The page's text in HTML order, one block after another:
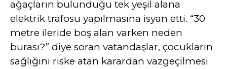
ağaçların bulunduğu tek yeşil alana
elektrik trafosu yapılmasına isyan etti. “30
metre ileride boş alan varken neden
burası?” diye soran vatandaşlar, çocukların
sağlığını riske atan karardan vazgeçilmesi